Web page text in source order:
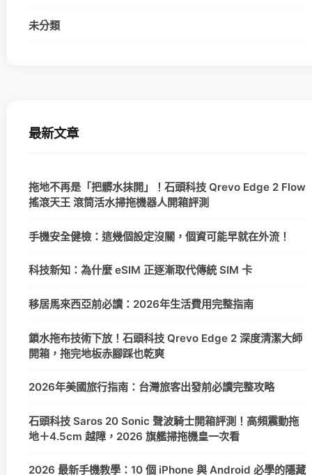
未分類
最新文章
拖地不再是「把髒水抹開」！石頭科技 Qrevo Edge 2 Flow
搖滾天王 滾筒活水掃拖機器人開箱評測
手機安全健檢：這幾個設定沒關，個資可能早就在外流！
科技新知：為什麼 eSIM 正逐漸取代傳統 SIM 卡
移居馬來西亞前必讀：2026年生活費用完整指南
鎖水拖布技術下放！石頭科技 Qrevo Edge 2 深度清潔大師
開箱，拖完地板赤腳踩也乾爽
2026年美國旅行指南：台灣旅客出發前必讀完整攻略
石頭科技 Saros 20 Sonic 聲波騎士開箱評測！高頻震動拖
地＋4.5cm 越障，2026 旗艦掃拖機皇一次看
2026 最新手機教學：10 個 iPhone 與 Android 必學的隱藏